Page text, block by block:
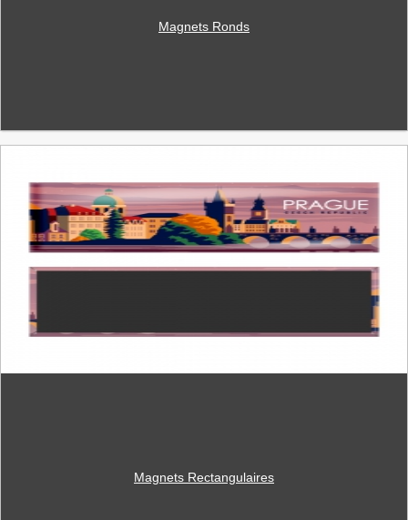
Magnets Ronds
Magnets Rectangulaires